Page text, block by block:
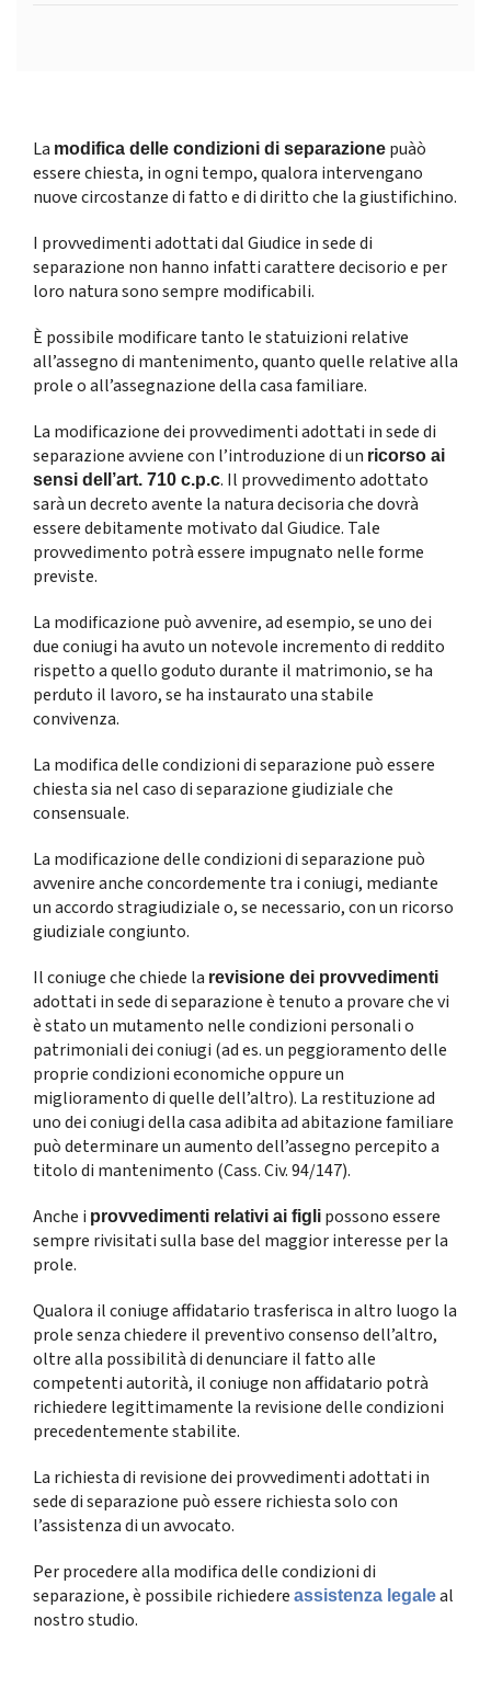
La modifica delle condizioni di separazione puàò
essere chiesta, in ogni tempo, qualora intervengano
nuove circostanze di fatto e di diritto che la giustifichino.
I provvedimenti adottati dal Giudice in sede di
separazione non hanno infatti carattere decisorio e per
loro natura sono sempre modificabili.
È possibile modificare tanto le statuizioni relative
all’assegno di mantenimento, quanto quelle relative alla
prole o all’assegnazione della casa familiare.
La modificazione dei provvedimenti adottati in sede di
separazione avviene con l’introduzione di un ricorso ai
sensi dell’art. 710 c.p.c. Il provvedimento adottato
sarà un decreto avente la natura decisoria che dovrà
essere debitamente motivato dal Giudice. Tale
provvedimento potrà essere impugnato nelle forme
previste.
La modificazione può avvenire, ad esempio, se uno dei
due coniugi ha avuto un notevole incremento di reddito
rispetto a quello goduto durante il matrimonio, se ha
perduto il lavoro, se ha instaurato una stabile
convivenza.
La modifica delle condizioni di separazione può essere
chiesta sia nel caso di separazione giudiziale che
consensuale.
La modificazione delle condizioni di separazione può
avvenire anche concordemente tra i coniugi, mediante
un accordo stragiudiziale o, se necessario, con un ricorso
giudiziale congiunto.
Il coniuge che chiede la revisione dei provvedimenti
adottati in sede di separazione è tenuto a provare che vi
è stato un mutamento nelle condizioni personali o
patrimoniali dei coniugi (ad es. un peggioramento delle
proprie condizioni economiche oppure un
miglioramento di quelle dell’altro). La restituzione ad
uno dei coniugi della casa adibita ad abitazione familiare
può determinare un aumento dell’assegno percepito a
titolo di mantenimento (Cass. Civ. 94/147).
Anche i provvedimenti relativi ai figli possono essere
sempre rivisitati sulla base del maggior interesse per la
prole.
Qualora il coniuge affidatario trasferisca in altro luogo la
prole senza chiedere il preventivo consenso dell’altro,
oltre alla possibilità di denunciare il fatto alle
competenti autorità, il coniuge non affidatario potrà
richiedere legittimamente la revisione delle condizioni
precedentemente stabilite.
La richiesta di revisione dei provvedimenti adottati in
sede di separazione può essere richiesta solo con
l’assistenza di un avvocato.
Per procedere alla modifica delle condizioni di
separazione, è possibile richiedere assistenza legaleal
nostro studio.